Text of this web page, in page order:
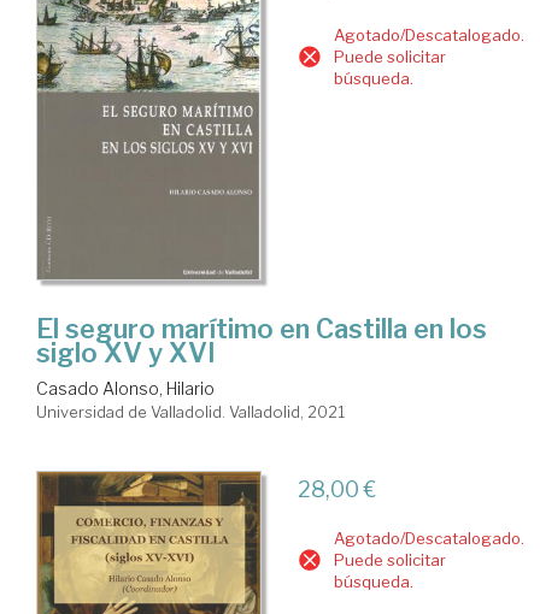
Agotado/Descatalogado.
Puede solicitar
búsqueda.
El seguro marítimo en Castilla en los
siglo XV y XVI
Casado Alonso, Hilario
Universidad de Valladolid. Valladolid, 2021
28,00 €
Agotado/Descatalogado.
Puede solicitar
búsqueda.